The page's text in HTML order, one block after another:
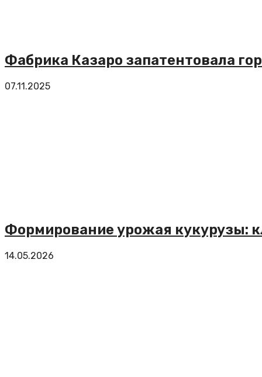
Фабрика Казаро запатентовала
07.11.2025
Формирование урожая кукурузы:
14.05.2026